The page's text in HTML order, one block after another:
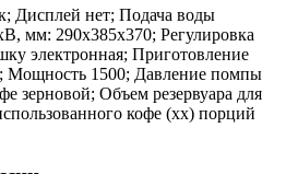
Дисплей нет; Подача воды
мм: 290х385х370; Регулировка
электронная; Приготовление
Мощность 1500; Давление помпы
зерновой; Объем резервуара для
кофе (хх) порций